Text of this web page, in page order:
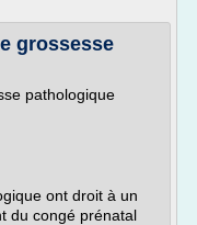
grossesse
pathologique
ont droit à un
du congé prénatal